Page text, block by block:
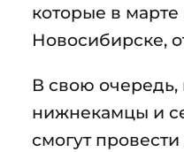
которые в
Новосибирске,
В свою очередь,
нижнекамцы и
смогут